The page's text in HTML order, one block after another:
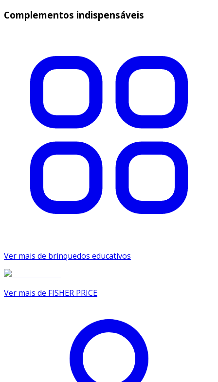
Complementos indispensáveis
Ver mais de brinquedos educativos
Ver mais de FISHER PRICE